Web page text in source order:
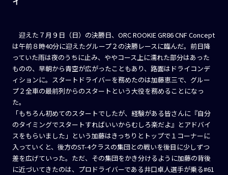
迎えた７月９日（日）の決勝日、ORC ROOKIE GR86 CNF Concept
は午前８時40分に迎えたグループ２の決勝レースに臨んだ。前日降
っていた雨は夜のうちに止み、ややコース上に濡れた部分はあった
ものの、早朝から青空が広がったこともあり、路面はドライコンデ
ィションに。スタートドライバーを務めたのは加藤恵三で、グルー
プ２全車の最前列からのスタートという大役を務めることになっ
た。
「もちろん初めてのスタートでしたが、経験がある皆さんに『自分
のタイミングでスタートすればいいからむしろ楽だよ』とアドバイ
スをもらいました」という加藤はきっちりとトップで１コーナーに
入っていくと、後方のST-4クラスの集団との戦いを後目に少しずつ
差を広げていった。ただ、その集団をかき分けるように加藤の背後
に近づいてきたのは、プロドライバーである井口卓人選手が乗る#61